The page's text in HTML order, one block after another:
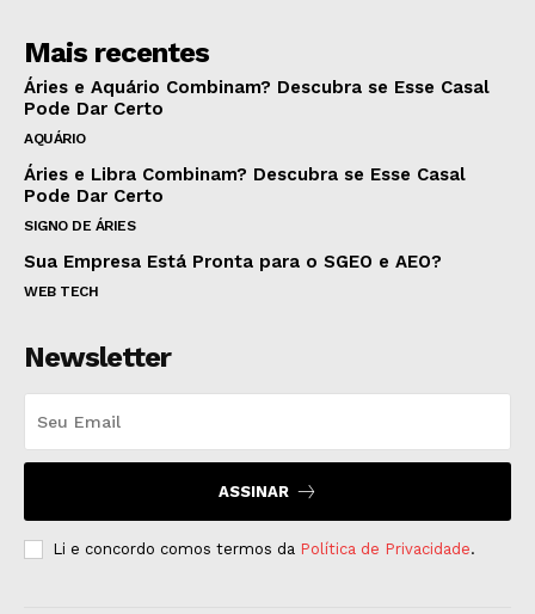
Mais recentes
Áries e Aquário Combinam? Descubra se Esse Casal
Pode Dar Certo
AQUÁRIO
Áries e Libra Combinam? Descubra se Esse Casal
Pode Dar Certo
SIGNO DE ÁRIES
Sua Empresa Está Pronta para o SGEO e AEO?
WEB TECH
Newsletter
ASSINAR
Li e concordo comos termos da Política de Privacidade.